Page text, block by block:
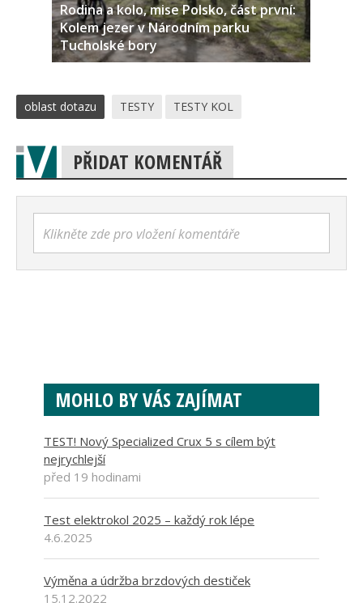
Rodina a kolo, mise Polsko, část první:
Kolem jezer v Národním parku
Tucholské bory
oblast dotazu TESTY TESTY KOL
PŘIDAT KOMENTÁŘ
Klikněte zde pro vložení komentáře
MOHLO BY VÁS ZAJÍMAT
TEST! Nový Specialized Crux 5 s cílem být
nejrychlejší
před 19 hodinami
Test elektrokol 2025 – každý rok lépe
4.6.2025
Výměna a údržba brzdových destiček
15.12.2022